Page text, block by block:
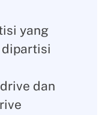
yang
dipartisi
dan